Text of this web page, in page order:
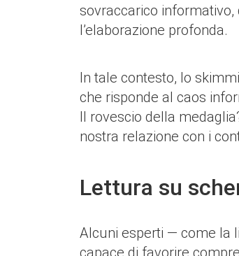
sovraccarico
l’elaborazione profonda.
In tale contesto, lo
che risponde al caos
Il rovescio della
nostra relazione con i
Lettura su
Alcuni esperti — come la
capace di favorire